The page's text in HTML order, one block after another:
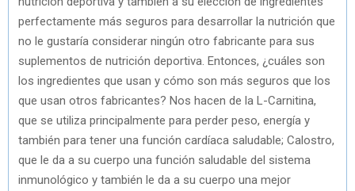
perfectamente más seguros para desarrollar la nutrición que
no le gustaría considerar ningún otro fabricante para sus
suplementos de nutrición deportiva. Entonces, ¿cuáles son
los ingredientes que usan y cómo son más seguros que los
que usan otros fabricantes? Nos hacen de la L-Carnitina,
que se utiliza principalmente para perder peso, energía y
también para tener una función cardíaca saludable; Calostro,
que le da a su cuerpo una función saludable del sistema
inmunológico y también le da a su cuerpo una mejor